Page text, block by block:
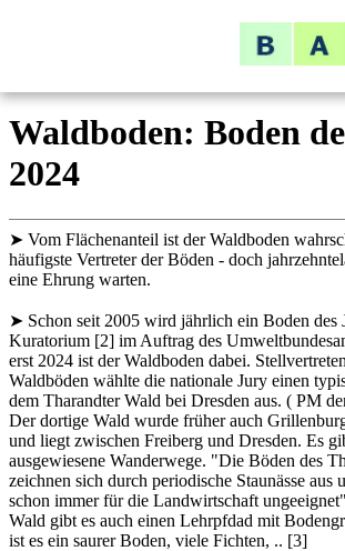
Waldboden: Boden
2024
➤ Vom Flächenanteil ist der Waldboden
häufigste Vertreter der Böden - doch
eine Ehrung warten.
➤ Schon seit 2005 wird jährlich ein Boden des
Kuratorium [2] im Auftrag des
erst 2024 ist der Waldboden dabei.
Waldböden wählte die nationale Jury einen
dem Tharandter Wald bei Dresden aus. ( PM
Der dortige Wald wurde früher auch
und liegt zwischen Freiberg und Dresden. Es
ausgewiesene Wanderwege. "Die Böden des
zeichnen sich durch periodische Staunässe aus
schon immer für die Landwirtschaft
Wald gibt es auch einen Lehrpfdad mit
ist es ein saurer Boden, viele Fichten, .. [3]